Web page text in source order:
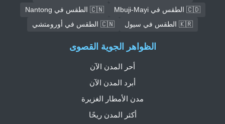
🇨🇩 الطقس في Mbuji-Mayi
🇨🇳 الطقس في Nantong
🇰🇷 الطقس في سيول
🇨🇳 الطقس في أورومتشي
الظواهر الجوية القصوى
أحر المدن الآن
أبرد المدن الآن
مدن الأمطار الغزيرة
أكثر المدن ريحًا